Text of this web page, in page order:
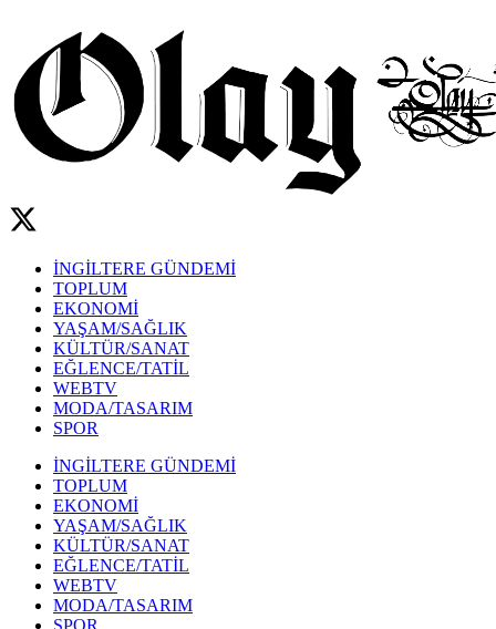
İNGİLTERE GÜNDEMİ
TOPLUM
EKONOMİ
YAŞAM/SAĞLIK
KÜLTÜR/SANAT
EĞLENCE/TATİL
WEBTV
MODA/TASARIM
SPOR
İNGİLTERE GÜNDEMİ
TOPLUM
EKONOMİ
YAŞAM/SAĞLIK
KÜLTÜR/SANAT
EĞLENCE/TATİL
WEBTV
MODA/TASARIM
SPOR